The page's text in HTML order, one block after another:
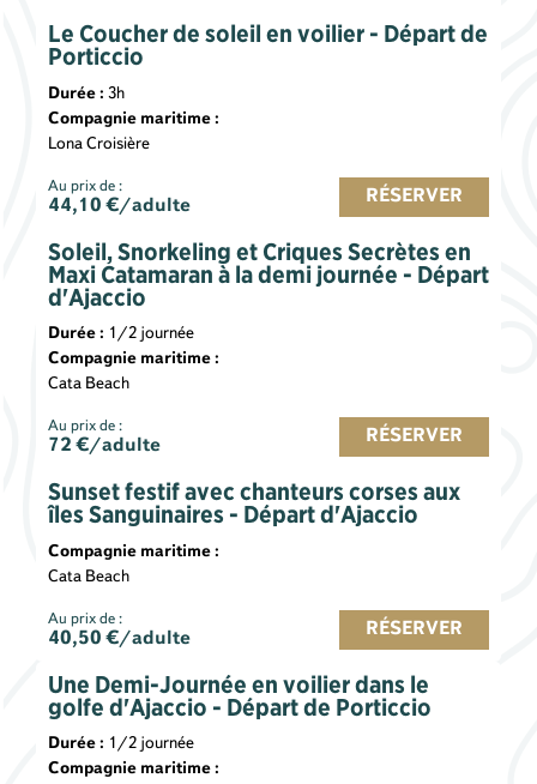
Le Coucher de soleil en voilier - Départ de
Porticcio
Au prix de :
44,10 €/adulte
Durée : 3h
Compagnie maritime :
Lona Croisière
RÉSERVER
Soleil, Snorkeling et Criques Secrètes en
Maxi Catamaran à la demi journée - Départ
d'Ajaccio
Au prix de :
72 €/adulte
Durée : 1/2 journée
Compagnie maritime :
Cata Beach
RÉSERVER
Sunset festif avec chanteurs corses aux
îles Sanguinaires - Départ d'Ajaccio
Au prix de :
40,50 €/adulte
Compagnie maritime :
Cata Beach
RÉSERVER
Une Demi-Journée en voilier dans le
golfe d'Ajaccio - Départ de Porticcio
Durée : 1/2 journée
Compagnie maritime :